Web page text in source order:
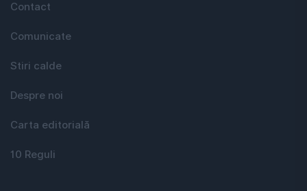
Contact
Comunicate
Stiri calde
Despre noi
Carta editorială
10 Reguli